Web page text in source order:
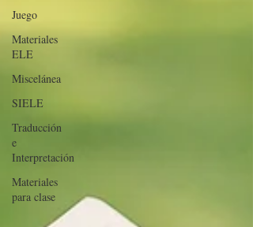
Juego
Materiales
ELE
Miscelánea
SIELE
Traducción
e
Interpretación
Materiales
para clase